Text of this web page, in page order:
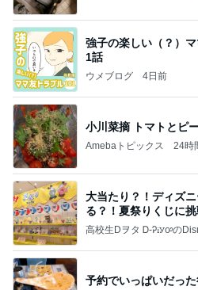
強子の楽しい（？）
1話
ウメブログ 4日前
小川菜摘 トマトとピ
Amebaトピックス 24時
大当たり？！ディズ
る？！夏祭りくじに挑
予約でいっぱいだっ